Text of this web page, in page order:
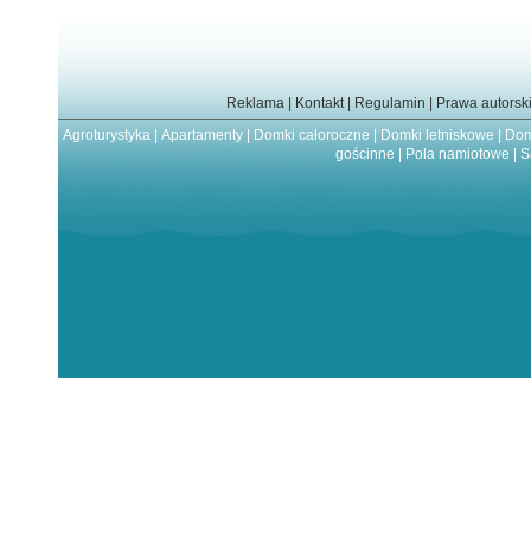
Reklama Kontakt| Regulamin
Prawa
Agroturystyka
Apartamenty Domki całoroczne Domki letniskowe
gościnne
Pola namiotowe